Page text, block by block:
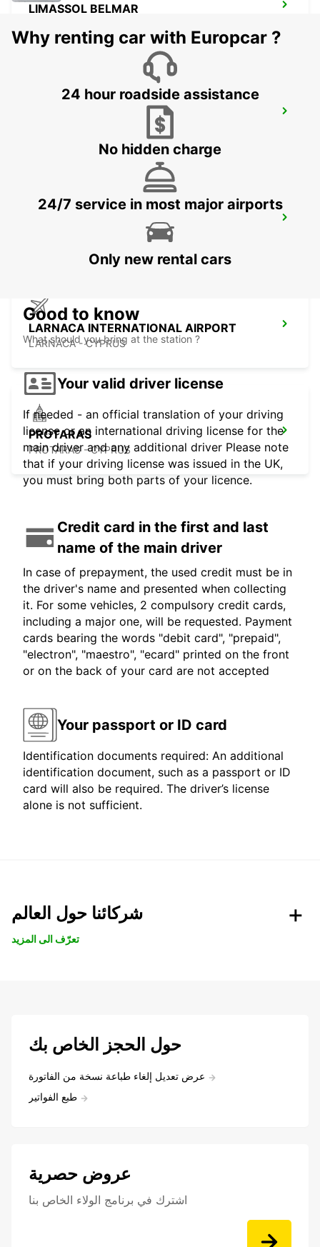
LIMASSOL BELMAR
LARNACA INTERNATIONAL AIRPORT
LARNACA - CYPRUS
PROTARAS
PROTARAS - CYPRUS
Why renting car with Europcar ?
24 hour roadside assistance
No hidden charge
24/7 service in most major airports
Only new rental cars
Good to know
What should you bring at the station ?
Your valid driver license
If needed - an official translation of your driving
license or an international driving license for the
main driver and any additional driver Please note
that if your driving license was issued in the UK,
you must bring both parts of your licence.
Credit card in the first and last
name of the main driver
In case of prepayment, the used credit must be in
the driver's name and presented when collecting
it. For some vehicles, 2 compulsory credit cards,
including a major one, will be requested. Payment
cards bearing the words "debit card", "prepaid",
"electron", "maestro", "ecard" printed on the front
or on the back of your card are not accepted
Your passport or ID card
Identification documents required: An additional
identification document, such as a passport or ID
card will also be required. The driver’s license
alone is not sufficient.
شركائنا حول العالم
تعرّف الى المزيد
حول الحجز الخاص بك
عرض تعديل إلغاء طباعة نسخة من الفاتورة
طبع الفواتير
عروض حصرية
اشترك في برنامج الولاء الخاص بنا